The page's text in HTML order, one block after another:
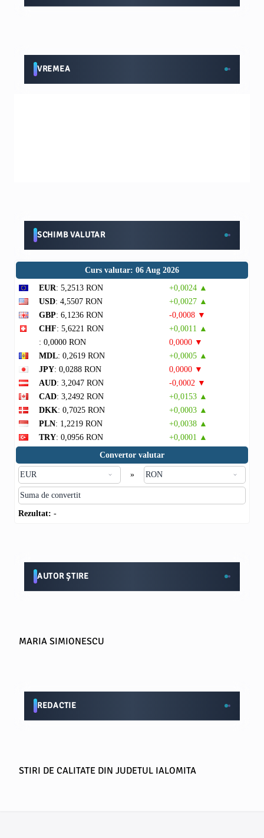
VREMEA
SCHIMB VALUTAR
Curs valutar: 06 Aug 2026
EUR: 5,2513 RON
+0,0024 ▲
USD: 4,5507 RON
+0,0027 ▲
GBP: 6,1236 RON
-0,0008 ▼
CHF: 5,6221 RON
+0,0011 ▲
: 0,0000 RON
0,0000 ▼
MDL: 0,2619 RON
+0,0005 ▲
JPY: 0,0288 RON
0,0000 ▼
AUD: 3,2047 RON
-0,0002 ▼
CAD: 3,2492 RON
+0,0153 ▲
DKK: 0,7025 RON
+0,0003 ▲
PLN: 1,2219 RON
+0,0038 ▲
TRY: 0,0956 RON
+0,0001 ▲
Convertor valutar
»
Rezultat: -
AUTOR ȘTIRE
MARIA SIMIONESCU
REDACTIE
STIRI DE CALITATE DIN JUDETUL IALOMITA